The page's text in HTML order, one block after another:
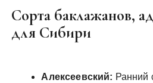
Сорта баклажанов,
для Сибири
Алексеевский: Ранний